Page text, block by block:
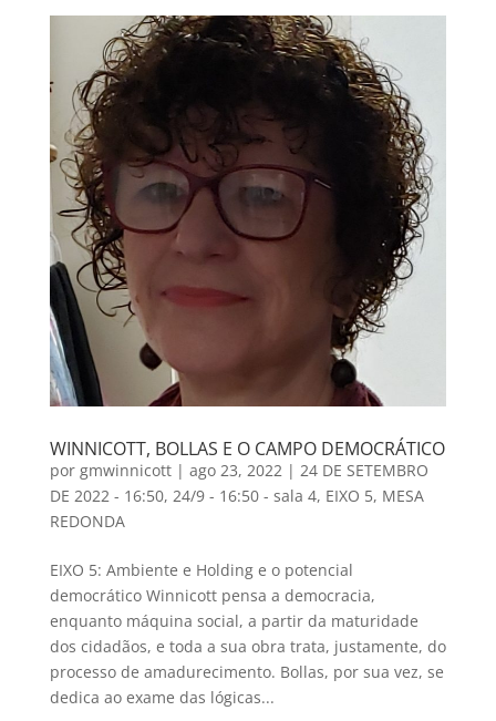
WINNICOTT, BOLLAS E O CAMPO DEMOCRÁTICO
por gmwinnicott| ago 23, 2022| 24 DE SETEMBRO
DE 2022 - 16:50, 24/9 - 16:50 - sala 4, EIXO 5, MESA
REDONDA
EIXO 5: Ambiente e Holding e o potencial
democrático Winnicott pensa a democracia,
enquanto máquina social, a partir da maturidade
dos cidadãos, e toda a sua obra trata, justamente, do
processo de amadurecimento. Bollas, por sua vez, se
dedica ao exame das lógicas...